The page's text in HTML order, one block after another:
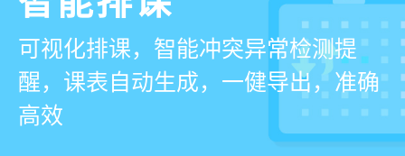
培训机构教务管理系
统
有效提升运营管理效率45%
可视化排课，智能冲突异常检测提
醒，课表自动生成，一健导出，准确
高效
学员签到同步扣减课时，老师带课量
自动统计、汇总，数据清晰可查免扯
皮
一部手机链接教师、学员、家长，沟
通互动零距离，服务贴心铸口碑促续
费